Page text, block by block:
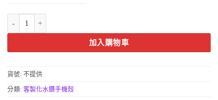
加入購物車
貨號: 不提供
分類: 客製化水鑽手機殼